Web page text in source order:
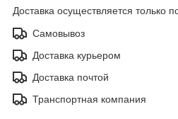
Доставка осуществляется только
Самовывоз
Доставка курьером
Доставка почтой
Транспортная компания